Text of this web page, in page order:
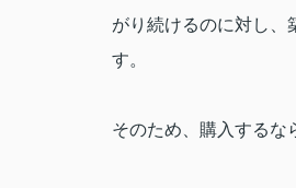
がり続けるのに対し、
す。
そのため、購入するな